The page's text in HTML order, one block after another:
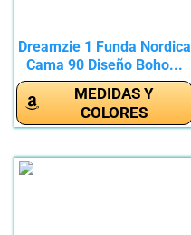
Dreamzie 1 Funda Nordica
Cama 90 Diseño Boho...
MEDIDAS Y
COLORES